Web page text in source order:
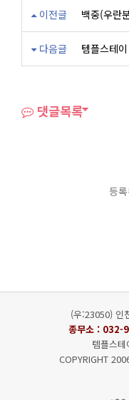
이전글 백중(우란
다음글 템플스테
댓글목록
등
(우:23050) 인
종무소 : 032-
템플스
COPYRIGHT